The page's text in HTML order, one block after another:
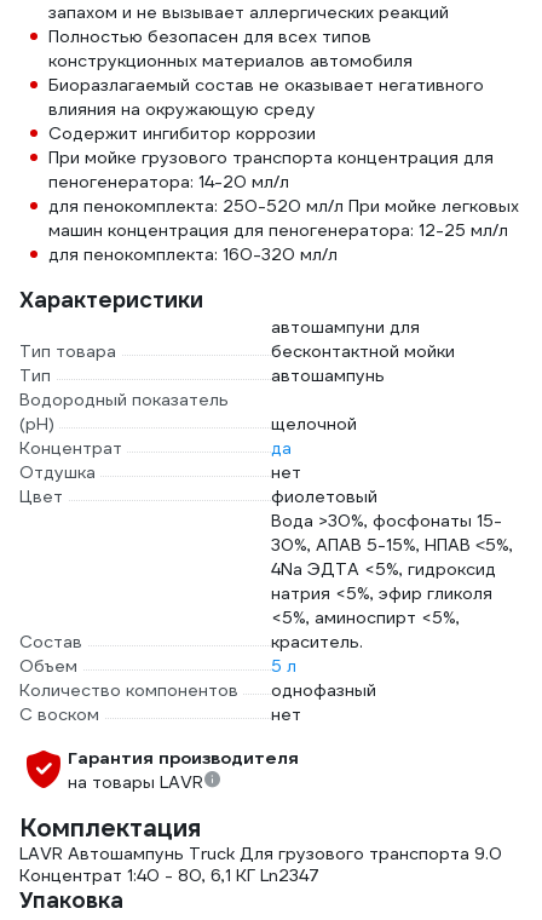
запахом и не вызывает аллергических реакций
Полностью безопасен для всех типов
конструкционных материалов автомобиля
Биоразлагаемый состав не оказывает негативного
влияния на окружающую среду
Содержит ингибитор коррозии
При мойке грузового транспорта концентрация для
пеногенератора: 14-20 мл/л
для пенокомплекта: 250-520 мл/л При мойке легковых
машин концентрация для пеногенератора: 12-25 мл/л
для пенокомплекта: 160-320 мл/л
Характеристики
Тип товара
автошампуни для
бесконтактной мойки
Тип
автошампунь
Водородный показатель
(pH)
щелочной
Концентрат
да
Отдушка
нет
Цвет
фиолетовый
Состав
Вода >30%, фосфонаты 15-
30%, АПАВ 5-15%, НПАВ ˂5%,
4Na ЭДТА <5%, гидроксид
натрия <5%, эфир гликоля
<5%, аминоспирт <5%,
краситель.
Объем
5 л
Количество компонентов
однофазный
С воском
нет
Гарантия производителя
на товары LAVR
Комплектация
LAVR Автошампунь Truck Для грузового транспорта 9.0
Концентрат 1:40 - 80, 6,1 КГ Ln2347
Упаковка